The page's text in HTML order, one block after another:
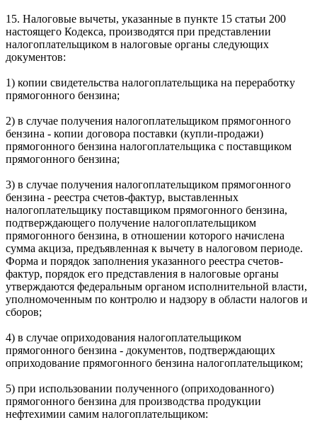
15. Налоговые вычеты, указанные в пункте 15 статьи 200
настоящего Кодекса, производятся при представлении
налогоплательщиком в налоговые органы следующих
документов:
1) копии свидетельства налогоплательщика на переработку
прямогонного бензина;
2) в случае получения налогоплательщиком прямогонного
бензина - копии договора поставки (купли-продажи)
прямогонного бензина налогоплательщика с поставщиком
прямогонного бензина;
3) в случае получения налогоплательщиком прямогонного
бензина - реестра счетов-фактур, выставленных
налогоплательщику поставщиком прямогонного бензина,
подтверждающего получение налогоплательщиком
прямогонного бензина, в отношении которого начислена
сумма акциза, предъявленная к вычету в налоговом периоде.
Форма и порядок заполнения указанного реестра счетов-
фактур, порядок его представления в налоговые органы
утверждаются федеральным органом исполнительной власти,
уполномоченным по контролю и надзору в области налогов и
сборов;
4) в случае оприходования налогоплательщиком
прямогонного бензина - документов, подтверждающих
оприходование прямогонного бензина налогоплательщиком;
5) при использовании полученного (оприходованного)
прямогонного бензина для производства продукции
нефтехимии самим налогоплательщиком: